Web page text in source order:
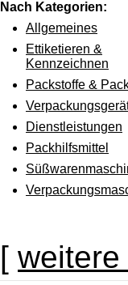
Nach Kategorien:
Allgemeines
Ettiketieren &
Kennzeichnen
Packstoffe &
Dienstleistungen
Packhilfsmittel
[